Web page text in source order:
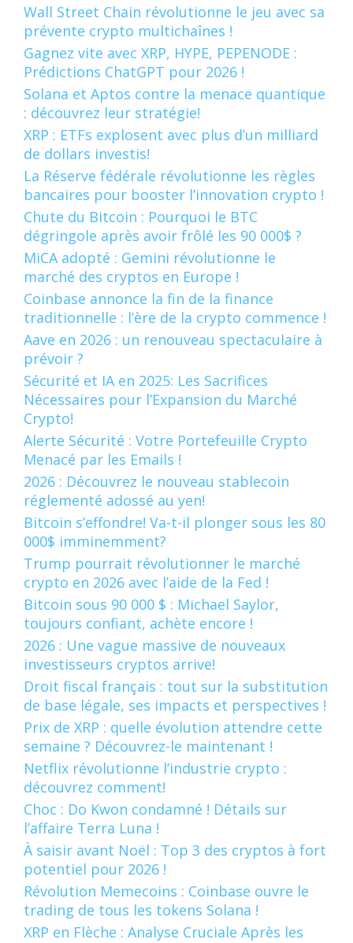
Wall Street Chain révolutionne le jeu avec sa
prévente crypto multichaînes !
Gagnez vite avec XRP, HYPE, PEPENODE :
Prédictions ChatGPT pour 2026 !
Solana et Aptos contre la menace quantique
: découvrez leur stratégie!
XRP : ETFs explosent avec plus d’un milliard
de dollars investis!
La Réserve fédérale révolutionne les règles
bancaires pour booster l’innovation crypto !
Chute du Bitcoin : Pourquoi le BTC
dégringole après avoir frôlé les 90 000$ ?
MiCA adopté : Gemini révolutionne le
marché des cryptos en Europe !
Coinbase annonce la fin de la finance
traditionnelle : l’ère de la crypto commence !
Aave en 2026 : un renouveau spectaculaire à
prévoir ?
Sécurité et IA en 2025: Les Sacrifices
Nécessaires pour l’Expansion du Marché
Crypto!
Alerte Sécurité : Votre Portefeuille Crypto
Menacé par les Emails !
2026 : Découvrez le nouveau stablecoin
réglementé adossé au yen!
Bitcoin s’effondre! Va-t-il plonger sous les 80
000$ imminemment?
Trump pourrait révolutionner le marché
crypto en 2026 avec l’aide de la Fed !
Bitcoin sous 90 000 $ : Michael Saylor,
toujours confiant, achète encore !
2026 : Une vague massive de nouveaux
investisseurs cryptos arrive!
Droit fiscal français : tout sur la substitution
de base légale, ses impacts et perspectives !
Prix de XRP : quelle évolution attendre cette
semaine ? Découvrez-le maintenant !
Netflix révolutionne l’industrie crypto :
découvrez comment!
Choc : Do Kwon condamné ! Détails sur
l’affaire Terra Luna !
À saisir avant Noël : Top 3 des cryptos à fort
potentiel pour 2026 !
Révolution Memecoins : Coinbase ouvre le
trading de tous les tokens Solana !
XRP en Flèche : Analyse Cruciale Après les